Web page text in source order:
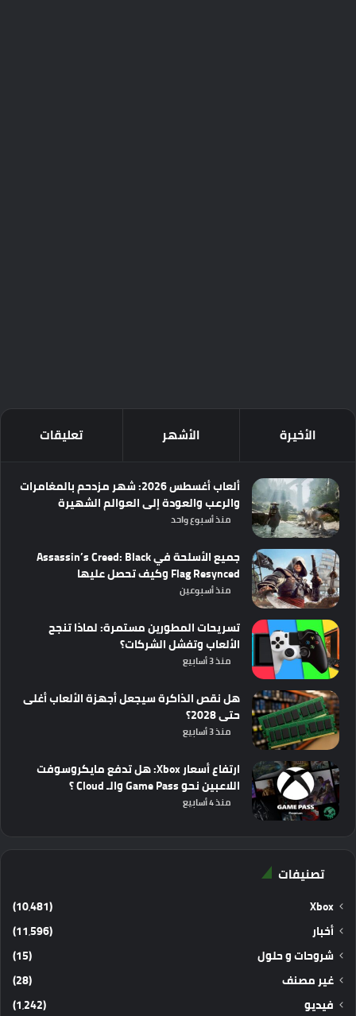
الأخيرة الأشهر تعليقات
ألعاب أغسطس 2026: شهر مزدحم بالمغامرات
والرعب والعودة إلى العوالم الشهيرة
منذ أسبوع واحد
جميع الأسلحة في Assassin’s Creed: Black
Flag Resynced وكيف تحصل عليها
منذ أسبوعين
تسريحات المطورين مستمرة: لماذا تنجح
الألعاب وتفشل الشركات؟
منذ 3 أسابيع
هل نقص الذاكرة سيجعل أجهزة الألعاب أغلى
حتى 2028؟
منذ 3 أسابيع
ارتفاع أسعار Xbox: هل تدفع مايكروسوفت
اللاعبين نحو Game Pass والـ Cloud ؟
منذ 4 أسابيع
تصنيفات
Xbox
(10٬481)
أخبار
(11٬596)
شروحات و حلول
(15)
غير مصنف
(28)
فيديو
(1٬242)